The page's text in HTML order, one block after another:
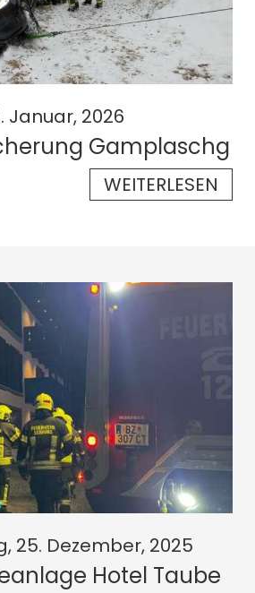
Januar, 2026
Gamplaschg
WEITERLESEN
25. Dezember, 2025
Hotel Taube